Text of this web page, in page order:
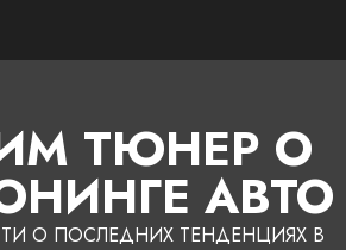
ТЮНЕР О
АВТО
О ПОСЛЕДНИХ ТЕНДЕНЦИЯХ В